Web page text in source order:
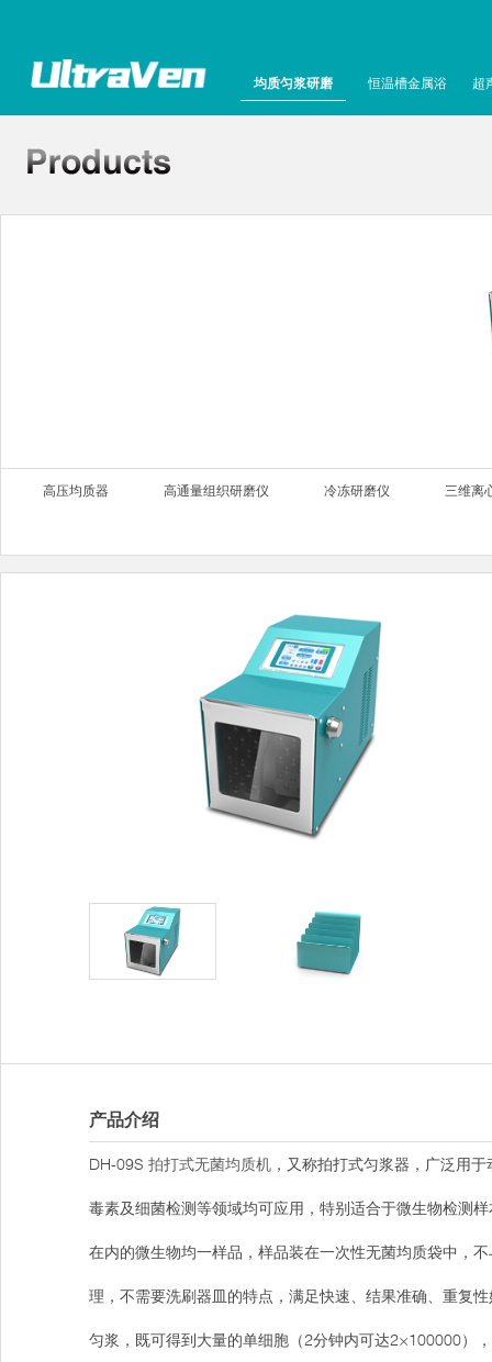
均质匀浆研磨 恒温槽金属浴 超
高压均质器 高通量组织研磨仪 冷冻研磨仪 三维离
产品介绍
DH-09S 拍打式无菌均质机 ，又称拍打式匀浆器，广泛用
毒素及细菌检测等领域均可应用，特别适合于微生物检测
在内的微生物均一样品，样品装在一次性无菌均质袋中，
理，不需要洗刷器皿的特点，满足快速、结果准确、重复
匀浆，既可得到大量的单细胞（2分钟内可达2×100000）